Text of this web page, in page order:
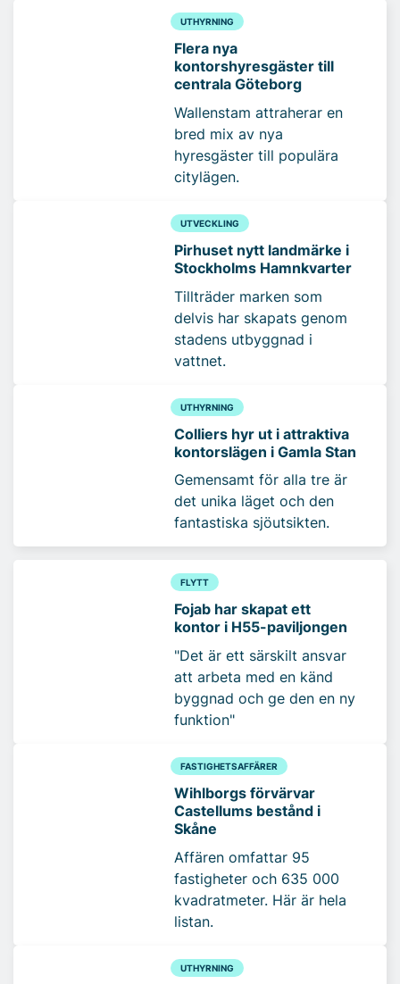
UTHYRNING
Flera nya
kontorshyresgäster till
centrala Göteborg
Wallenstam attraherar en
bred mix av nya
hyresgäster till populära
citylägen.
UTVECKLING
Pirhuset nytt landmärke i
Stockholms Hamnkvarter
Tillträder marken som
delvis har skapats genom
stadens utbyggnad i
vattnet.
UTHYRNING
Colliers hyr ut i attraktiva
kontorslägen i Gamla Stan
Gemensamt för alla tre är
det unika läget och den
fantastiska sjöutsikten.
FLYTT
Fojab har skapat ett
kontor i H55-paviljongen
"Det är ett särskilt ansvar
att arbeta med en känd
byggnad och ge den en ny
funktion"
FASTIGHETSAFFÄRER
Wihlborgs förvärvar
Castellums bestånd i
Skåne
Affären omfattar 95
fastigheter och 635 000
kvadratmeter. Här är hela
listan.
UTHYRNING